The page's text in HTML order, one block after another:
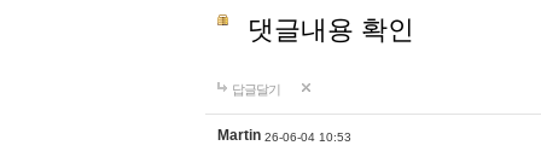
댓글내용 확인
답글달기
Martin 26-06-04 10:53